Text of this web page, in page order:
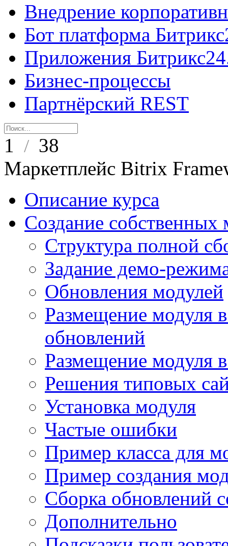
Внедрение
Бот платформа
Приложения
Бизнес-процессы
Партнёрский REST
1 / 38
Маркетплейс Bitrix
Описание курса
Создание собственных
Структура полной
Задание демо-
Обновления модулей
Размещение модуля
обновлений
Размещение модуля
Решения типовых
Установка модуля
Частые ошибки
Пример класса для
Пример создания
Сборка обновлений
Дополнительно